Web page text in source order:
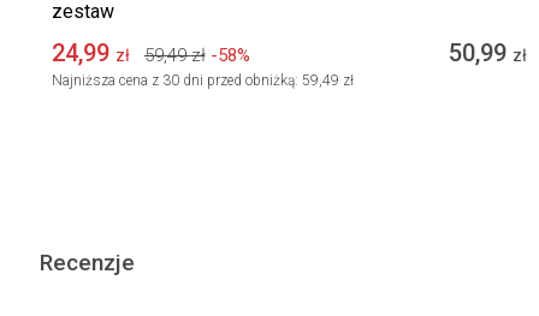
zestaw
24,99 zł 59,49 zł -58%
Najniższa cena z 30 dni przed obniżką: 59,49 zł
50,99 zł
Recenzje